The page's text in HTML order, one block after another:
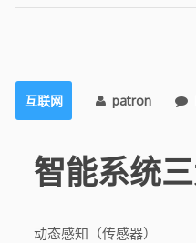
互联网 patron
智能系统
动态感知（传感器）